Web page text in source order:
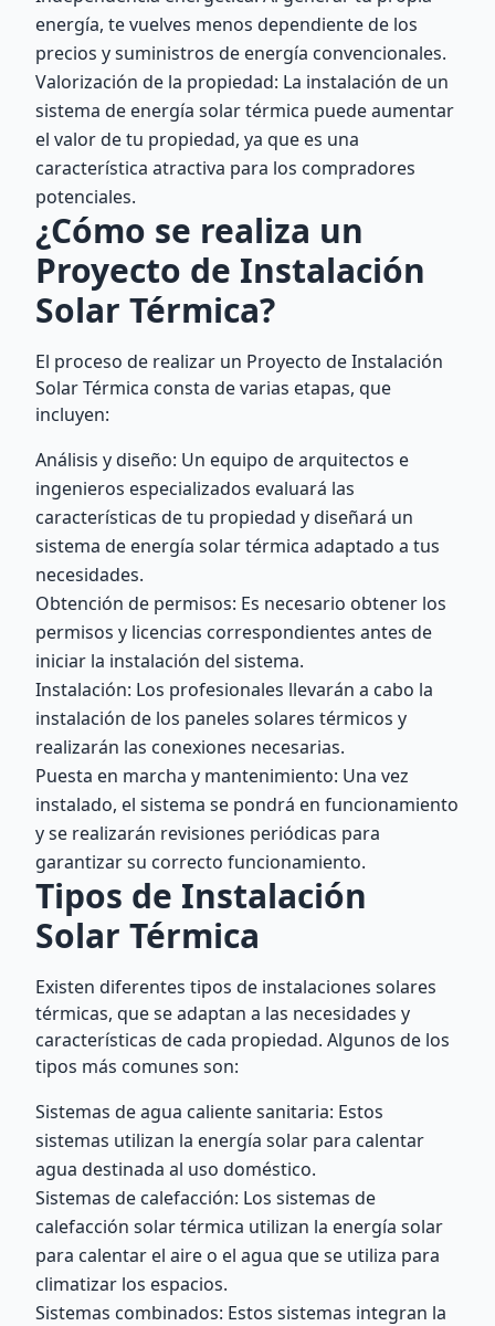
energía, te vuelves menos dependiente de los
precios y suministros de energía convencionales.
Valorización de la propiedad: La instalación de un
sistema de energía solar térmica puede aumentar
el valor de tu propiedad, ya que es una
característica atractiva para los compradores
potenciales.
¿Cómo se realiza un
Proyecto de Instalación
Solar Térmica?
El proceso de realizar un Proyecto de Instalación
Solar Térmica consta de varias etapas, que
incluyen:
Análisis y diseño: Un equipo de arquitectos e
ingenieros especializados evaluará las
características de tu propiedad y diseñará un
sistema de energía solar térmica adaptado a tus
necesidades.
Obtención de permisos: Es necesario obtener los
permisos y licencias correspondientes antes de
iniciar la instalación del sistema.
Instalación: Los profesionales llevarán a cabo la
instalación de los paneles solares térmicos y
realizarán las conexiones necesarias.
Puesta en marcha y mantenimiento: Una vez
instalado, el sistema se pondrá en funcionamiento
y se realizarán revisiones periódicas para
garantizar su correcto funcionamiento.
Tipos de Instalación
Solar Térmica
Existen diferentes tipos de instalaciones solares
térmicas, que se adaptan a las necesidades y
características de cada propiedad. Algunos de los
tipos más comunes son:
Sistemas de agua caliente sanitaria: Estos
sistemas utilizan la energía solar para calentar
agua destinada al uso doméstico.
Sistemas de calefacción: Los sistemas de
calefacción solar térmica utilizan la energía solar
para calentar el aire o el agua que se utiliza para
climatizar los espacios.
Sistemas combinados: Estos sistemas integran la